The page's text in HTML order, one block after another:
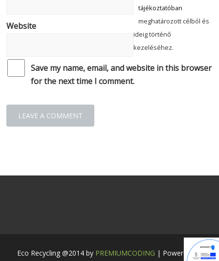
Website
Save my name, email, and website in this browser
for the next time I comment.
tájékoztatóban
meghatározott célból és
ideig történő
kezeléséhez.
Eco Recycling @2014 by PREMIUMCODING | Powered by: